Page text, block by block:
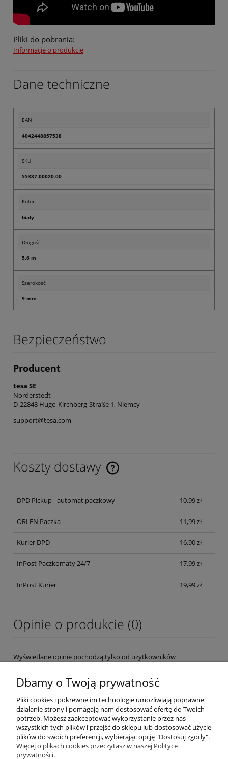
Pliki do pobrania:
Informacje o produkcie
Dane techniczne
EAN
4042448857538
SKU
55387-00020-00
Kolor
biały
Długość
5,6 m
Szerokość
9 mm
Bezpieczeństwo
Producent
tesa SE
Norderstedt
D-22848 Hugo-Kirchberg-Straße 1, Niemcy
support@tesa.com
Koszty dostawy
Cena nie zawiera ewentualnych kosztów płatności
DPD Pickup - automat paczkowy 10,99 zł
ORLEN Paczka 11,99 zł
Kurier DPD 16,90 zł
InPost Paczkomaty 24/7 17,99 zł
InPost Kurier 19,99 zł
Opinie o produkcie (0)
Wyświetlane opinie pochodzą tylko od użytkowników
OBSŁUGA KLIENTA
Dbamy o Twoją prywatność
Pliki cookies i pokrewne im technologie umożliwiają poprawne
działanie strony i pomagają nam dostosować ofertę do Twoich
potrzeb. Możesz zaakceptować wykorzystanie przez nas
wszystkich tych plików i przejść do sklepu lub dostosować użycie
plików do swoich preferencji, wybierając opcję "Dostosuj zgody".
Więcej o plikach cookies przeczytasz w naszej Polityce
prywatności.